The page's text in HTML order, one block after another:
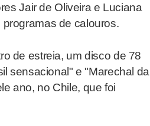
Jair de Oliveira e Luciana
de calouros.
de estreia, um disco de 78
sensacional" e "Marechal da
ano, no Chile, que foi